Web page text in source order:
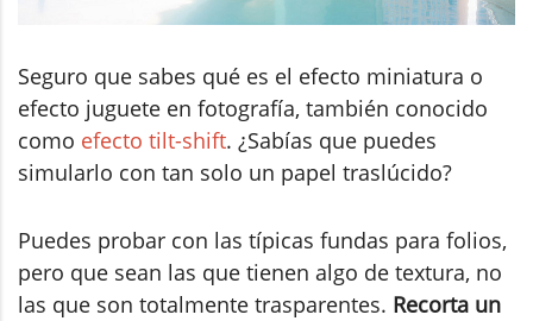
Seguro que sabes qué es el efecto miniatura o
efecto juguete en fotografía, también conocido
como efecto tilt-shift. ¿Sabías que puedes
simularlo con tan solo un papel traslúcido?
Puedes probar con las típicas fundas para folios,
pero que sean las que tienen algo de textura, no
las que son totalmente trasparentes. Recorta un